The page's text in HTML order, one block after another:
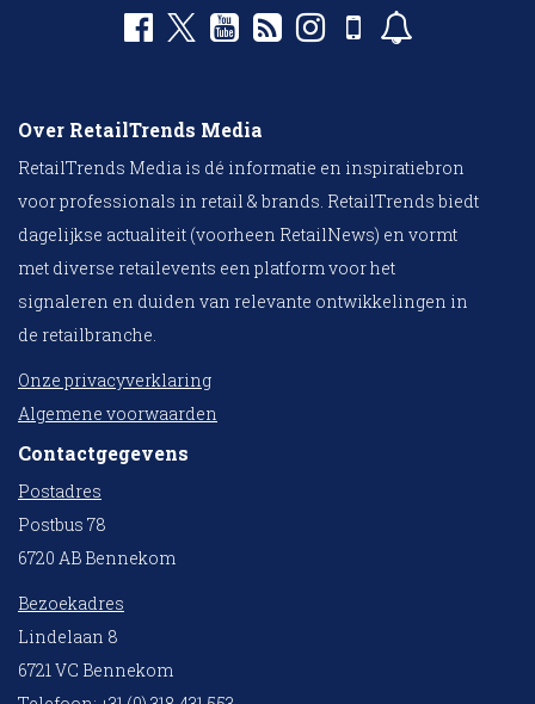
Over RetailTrends Media
RetailTrends Media is dé informatie en inspiratiebron
voor professionals in retail & brands. RetailTrends biedt
dagelijkse actualiteit (voorheen RetailNews) en vormt
met diverse retailevents een platform voor het
signaleren en duiden van relevante ontwikkelingen in
de retailbranche.
Onze privacyverklaring
Algemene voorwaarden
Contactgegevens
Postadres
Postbus 78
6720 AB Bennekom
Bezoekadres
Lindelaan 8
6721 VC Bennekom